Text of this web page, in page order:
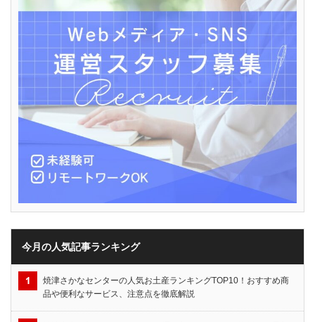
今月の人気記事ランキング
焼津さかなセンターの人気お土産ランキングTOP10！おすすめ商
品や便利なサービス、注意点を徹底解説